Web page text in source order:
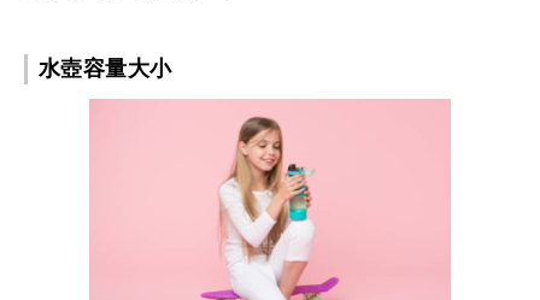
水壺容量大小